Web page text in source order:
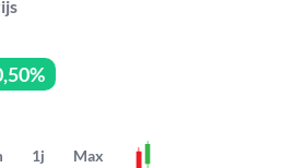
1j Max